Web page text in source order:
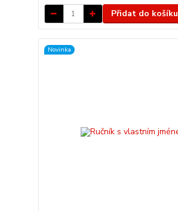
Přidat do košíku
Novinka